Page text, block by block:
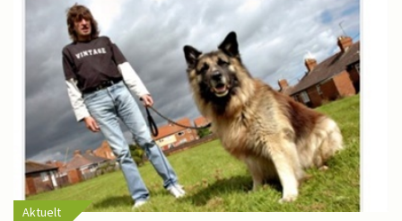
Aktuelt